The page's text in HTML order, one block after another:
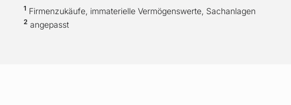
1 Firmenzukäufe, immaterielle Vermögenswerte, Sachanlagen
2 angepasst